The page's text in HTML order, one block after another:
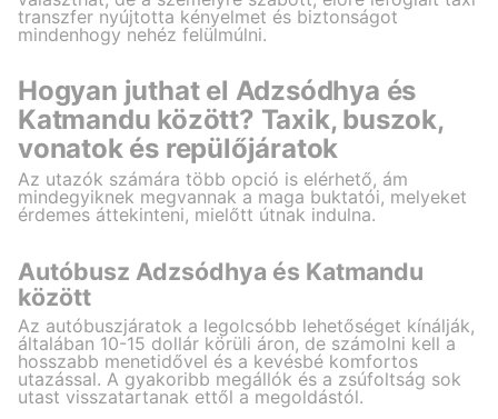
transzfer nyújtotta kényelmet és biztonságot
mindenhogy nehéz felülmúlni.
Hogyan juthat el Adzsódhya és
Katmandu között? Taxik, buszok,
vonatok és repülőjáratok
Az utazók számára több opció is elérhető, ám
mindegyiknek megvannak a maga buktatói, melyeket
érdemes áttekinteni, mielőtt útnak indulna.
Autóbusz Adzsódhya és Katmandu
között
Az autóbuszjáratok a legolcsóbb lehetőséget kínálják,
általában 10-15 dollár körüli áron, de számolni kell a
hosszabb menetidővel és a kevésbé komfortos
utazással. A gyakoribb megállók és a zsúfoltság sok
utast visszatartanak ettől a megoldástól.